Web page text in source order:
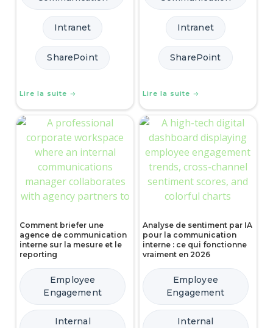
Intranet
SharePoint
Lire la suite
Intranet
SharePoint
Lire la suite
Comment briefer une
agence de communication
interne sur la mesure et le
reporting
Employee
Engagement
Internal
Analyse de sentiment par IA
pour la communication
interne : ce qui fonctionne
vraiment en 2026
Employee
Engagement
Internal